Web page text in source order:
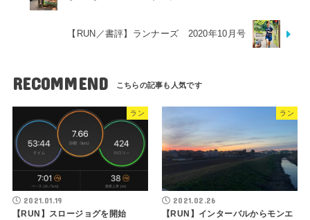
【RUN／書評】ランナーズ 2020年10月号
RECOMMEND
ラン
2021.01.19
【RUN】スロージョグを開始
ラン
2021.02.26
【RUN】インターバルからモンエ